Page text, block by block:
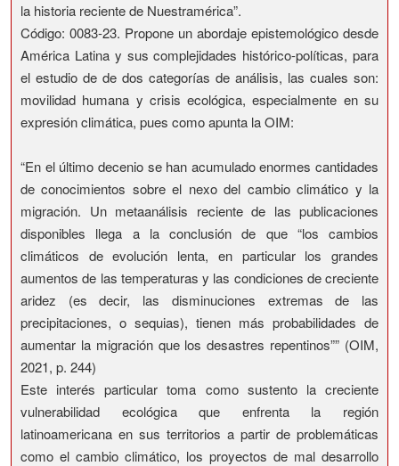
la historia reciente de Nuestramérica”.
Código: 0083-23. Propone un abordaje epistemológico desde
América Latina y sus complejidades histórico-políticas, para
el estudio de de dos categorías de análisis, las cuales son:
movilidad humana y crisis ecológica, especialmente en su
expresión climática, pues como apunta la OIM:
“En el último decenio se han acumulado enormes cantidades
de conocimientos sobre el nexo del cambio climático y la
migración. Un metaanálisis reciente de las publicaciones
disponibles llega a la conclusión de que “los cambios
climáticos de evolución lenta, en particular los grandes
aumentos de las temperaturas y las condiciones de creciente
aridez (es decir, las disminuciones extremas de las
precipitaciones, o sequias), tienen más probabilidades de
aumentar la migración que los desastres repentinos”” (OIM,
2021, p. 244)
Este interés particular toma como sustento la creciente
vulnerabilidad ecológica que enfrenta la región
latinoamericana en sus territorios a partir de problemáticas
como el cambio climático, los proyectos de mal desarrollo